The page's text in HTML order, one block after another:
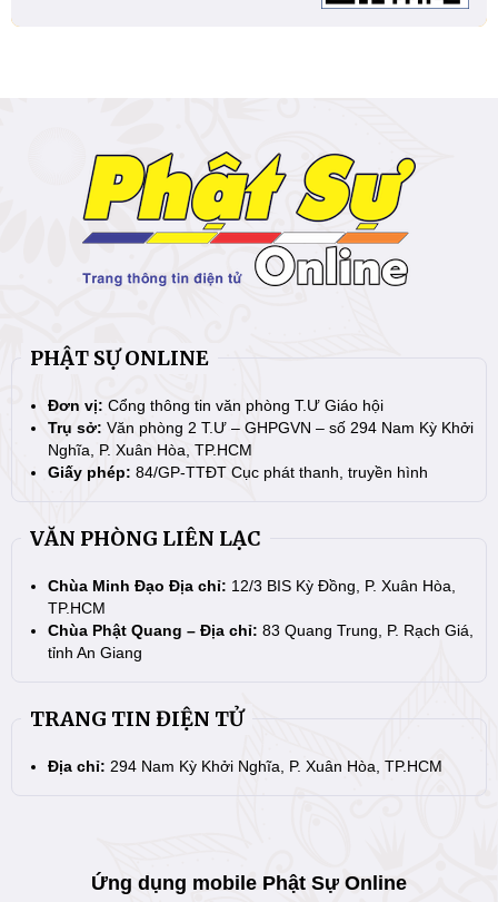
PHẬT SỰ ONLINE
Đơn vị: Cổng thông tin văn phòng T.Ư Giáo hội
Trụ sở: Văn phòng 2 T.Ư – GHPGVN – số 294 Nam Kỳ Khởi
Nghĩa, P. Xuân Hòa, TP.HCM
Giấy phép: 84/GP-TTĐT Cục phát thanh, truyền hình
VĂN PHÒNG LIÊN LẠC
Chùa Minh Đạo Địa chỉ: 12/3 BIS Kỳ Đồng, P. Xuân Hòa,
TP.HCM
Chùa Phật Quang – Địa chỉ: 83 Quang Trung, P. Rạch Giá,
tỉnh An Giang
TRANG TIN ĐIỆN TỬ
Địa chỉ: 294 Nam Kỳ Khởi Nghĩa, P. Xuân Hòa, TP.HCM
Ứng dụng mobile Phật Sự Online